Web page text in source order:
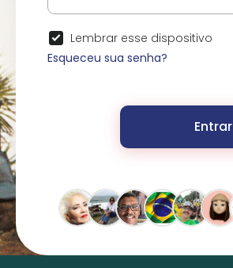
Lembrar esse dispositivo
Esqueceu sua senha?
Entrar